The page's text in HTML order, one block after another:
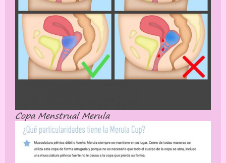
Copa Menstrual Merula